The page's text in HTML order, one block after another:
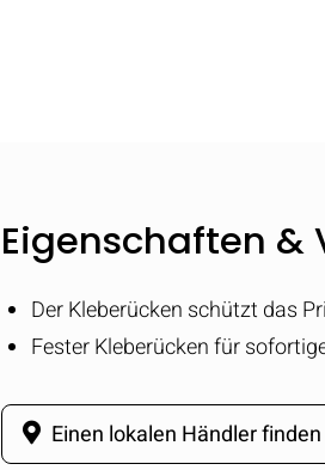
Eigenschaften &
Der Kleberücken schützt das
Fester Kleberücken für
Einen lokalen Händler finden